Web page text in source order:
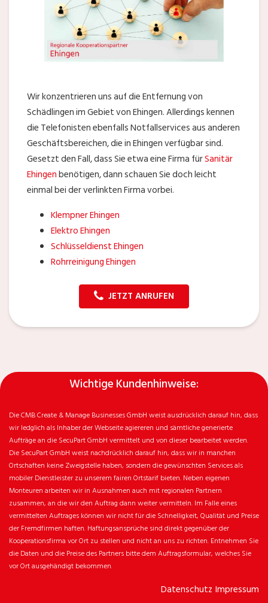
Wir konzentrieren uns auf die Entfernung von
Schädlingen im Gebiet von Ehingen. Allerdings kennen
die Telefonisten ebenfalls Notfallservices aus anderen
Geschäftsbereichen, die in Ehingen verfügbar sind.
Gesetzt den Fall, dass Sie etwa eine Firma fürSanitär
Ehingenbenötigen, dann schauen Sie doch leicht
einmal bei der verlinkten Firma vorbei.
Klempner Ehingen
Elektro Ehingen
Schlüsseldienst Ehingen
Rohrreinigung Ehingen
JETZT ANRUFEN
Wichtige Kundenhinweise:
Die CMB Create & Manage Businesses GmbH weist ausdrücklich darauf hin, dass
wir ledglich als Inhaber der Webseite agiereren und sämtliche generierte
Aufträge an die SecuPart GmbH vermittelt und von dieser bearbeitet werden.
Die SecuPart GmbH weist nachdrücklich darauf hin, dass wir in manchen
Ortschaften keine Zweigstelle haben, sondern die gewünschten Services als
mobiler Dienstleister zu unserem fairen Ortstarif bieten. Neben eigenen
Monteuren arbeiten wir in Ausnahmen auch mit regionalen Partnern
zusammen, an die wir den Auftrag dann weiter vermitteln. Im Falle eines
vermittelten Auftrages können wir nicht für die Schnelligkeit, Qualität und Preise
der Fremdfirmen haften. Haftungsansprüche sind direkt gegenüber der
Kooperationsfirma vor Ort zu stellen und nicht an uns zu richten. Entnehmen Sie
die Daten und die Preise des Partners bitte dem Auftragsformular, welches Sie
vor Ort ausgehändigt bekommen.
Datenschutz Impressum